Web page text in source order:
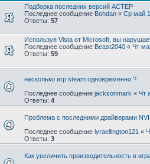
Подборка последних версий АСТЕР
Последнее сообщение Bohdan « Ср май
Ответы: 57
Используя Vista от Microsoft, вы
Последнее сообщение Beast2040 « Чт
Ответы: 59
несколько игр steam одновременно ?
Последнее сообщение jacksonmark « Чт
Ответы: 4
Проблема с последними драйверами
Последнее сообщение lyraellington121 «
Ответы: 3
Как увеличить производительность в